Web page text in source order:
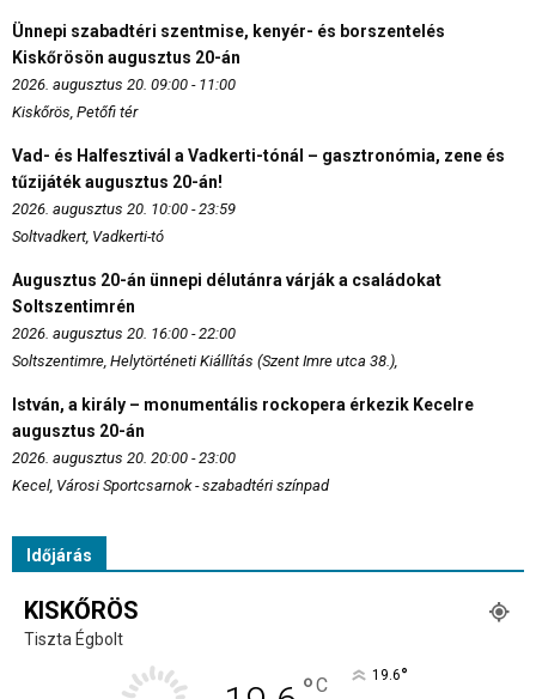
Ünnepi szabadtéri szentmise, kenyér- és borszentelés
Kiskőrösön augusztus 20-án
2026. augusztus 20. 09:00 - 11:00
Kiskőrös, Petőfi tér
Vad- és Halfesztivál a Vadkerti-tónál – gasztronómia, zene és
tűzijáték augusztus 20-án!
2026. augusztus 20. 10:00 - 23:59
Soltvadkert, Vadkerti-tó
Augusztus 20-án ünnepi délutánra várják a családokat
Soltszentimrén
2026. augusztus 20. 16:00 - 22:00
Soltszentimre, Helytörténeti Kiállítás (Szent Imre utca 38.),
István, a király – monumentális rockopera érkezik Kecelre
augusztus 20-án
2026. augusztus 20. 20:00 - 23:00
Kecel, Városi Sportcsarnok - szabadtéri színpad
Időjárás
KISKŐRÖS
Tiszta Égbolt
C 19.6°